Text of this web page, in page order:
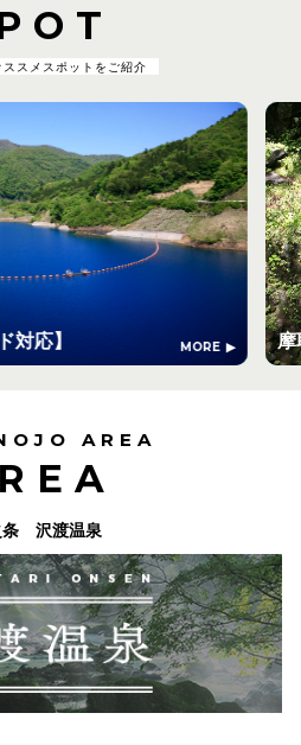
ススメスポットをご紹介
対応】 MORE 摩
AREA
条 沢渡温泉